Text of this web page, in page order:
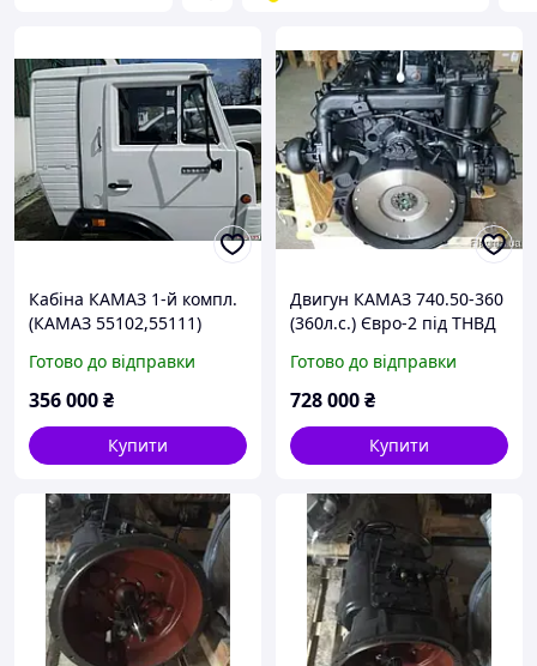
Кабіна КАМАЗ 1-й компл.
(КАМАЗ 55102,55111)
Готово до відправки
356 000₴
Купити
Двигун КАМАЗ 740.50-360
(360л.с.) Євро-2 під ТНВД
Готово до відправки
728 000₴
Купити